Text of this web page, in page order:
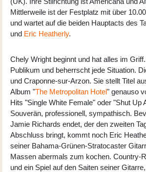
Mittlerweile ist der Festplatz mit über
und wartet auf die beiden Hauptacts des
und Eric Heatherly.
Chely Wright beginnt und hat alles im
Publikum und beherrscht jede Situation.
und Craponne-sur-Arzon. Sie stellt Titel
Album "The Metropolitan Hotel" genauso
Hits "Single White Female" oder "Shut Up
Souverän, professionell, sympathisch.
Jamie Richards endet, der den zweiten
Abschluss bringt, kommt noch Eric
seiner Bahama-Grünen-Stratocaster
Massen abermals zum kochen. Country-
und ein Spiel auf den Saiten seiner